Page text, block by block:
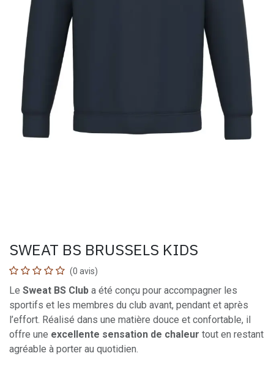
SWEAT BS BRUSSELS KIDS
(0 avis)
Le Sweat BS Club a été conçu pour accompagner les
sportifs et les membres du club avant, pendant et après
l’effort. Réalisé dans une matière douce et confortable, il
offre une excellente sensation de chaleur tout en restant
agréable à porter au quotidien.